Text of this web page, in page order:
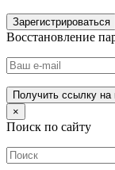
Зарегистрироваться
Восстановление
Получить ссылку на
×
Поиск по сайту